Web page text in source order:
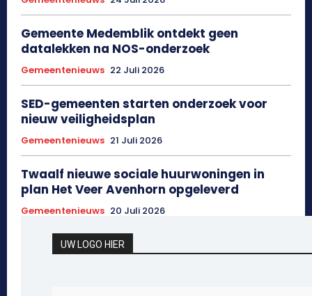
Gemeente Medemblik ontdekt geen
datalekken na NOS-onderzoek
Gemeentenieuws 22 Juli 2026
SED-gemeenten starten onderzoek voor
nieuw veiligheidsplan
Gemeentenieuws 21 Juli 2026
Twaalf nieuwe sociale huurwoningen in
plan Het Veer Avenhorn opgeleverd
Gemeentenieuws 20 Juli 2026
UW LOGO HIER